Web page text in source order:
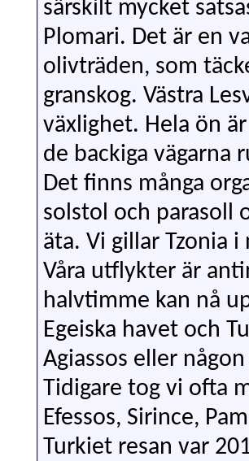
särskilt mycket
Plomari. Det är en
olivträden, som
granskog. Västra
växlighet. Hela ön
de backiga vägarna
Det finns många
solstol och parasoll
äta. Vi gillar Tzonia
Våra utflykter är
halvtimme kan nå
Egeiska havet och
Agiassos eller
Tidigare tog vi ofta
Efessos, Sirince,
Turkiet resan var